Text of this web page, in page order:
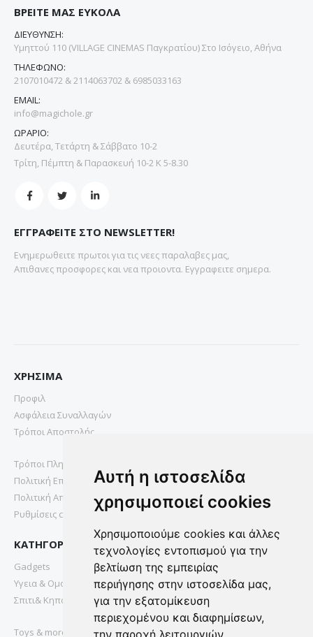
Αυτή η ιστοσελίδα
χρησιμοποιεί cookies
Χρησιμοποιούμε cookies και άλλες
τεχνολογίες εντοπισμού για την
βελτίωση της εμπειρίας
περιήγησης στην ιστοσελίδα μας,
για την εξατομίκευση
περιεχομένου και διαφημίσεων,
ΒΡΕΙΤΕ ΜΑΣ ΕΥΚΟΛΑ
ΔΙΕΥΘΥΝΣΗ:
Υμηττού 110 (VILLAGE CINEMAS Παγκρατίου) Στο Ισόγειο, Αθήνα
ΤΗΛΕΦΩΝΟ:
2107010472 & 2114063702 & 6985033163
EMAIL:
info@magichole.gr
ΩΡΑΡΙΟ:
Δευτέρα, Τετάρτη & Σάββατο 10-2
Τρίτη, Πέμπτη & Παρασκευή 10-2 Κ 5-8.30
ΕΓΓΡΑΦΕΙΤΕ ΣΤΟ NEWSLETTER!
Ενημερωθειτε πρωτοι για τις νεες παραλαβες μας,
Απιθανες προσφορες και νεα προιοντα. Εγγραφειτε σημερα.
ΧΡΗΣΙΜΑ
Προφιλ
Ασφάλεια Συναλλαγών
Τρόποι Αποστολής
Τρόποι Πληρωμής
Πολιτική Επιστροφών
Πολιτική Απορρήτου
Ρυθμίσεις cookies
ΚΑΤΗΓΟΡΙΕΣ
Gadgets
Υγεια & Ομορφια
Σπιτι& Κηπος
Toys & more